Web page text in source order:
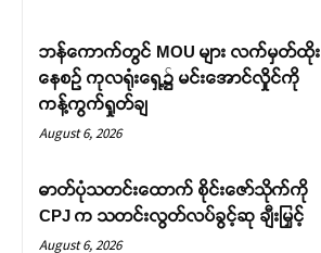
ဘန်ကောက်တွင် MOU များ လက်မှတ်ထိုး
နေစဉ် ကုလရုံးရှေ့၌ မင်းအောင်လှိုင်ကို
ကန့်ကွက်ရှုတ်ချ
August 6, 2026
ဓာတ်ပုံသတင်းထောက် စိုင်းဇော်သိုက်ကို
CPJ က သတင်းလွတ်လပ်ခွင့်ဆု ချီးမြှင့်
August 6, 2026